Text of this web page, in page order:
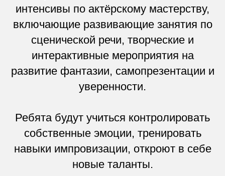
интенсивы по актёрскому мастерству,
включающие развивающие занятия по
сценической речи, творческие и
интерактивные мероприятия на
развитие фантазии, самопрезентации и
уверенности.
Ребята будут учиться контролировать
собственные эмоции, тренировать
навыки импровизации, откроют в себе
новые таланты.